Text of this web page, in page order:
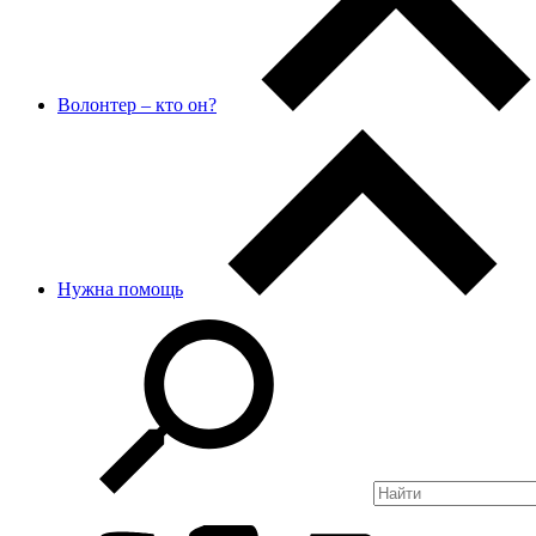
Волонтер – кто он?
Нужна помощь